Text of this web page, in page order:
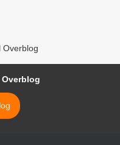
Overblog